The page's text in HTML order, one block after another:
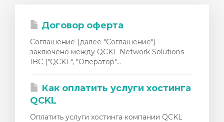
Договор оферта
Соглашение (далее "Соглашение")
заключено между QCKL Network Solutions
IBC ("QCKL", "Оператор"...
Как оплатить услуги хостинга
QCKL
Оплатить услуги хостинга компании QCKL